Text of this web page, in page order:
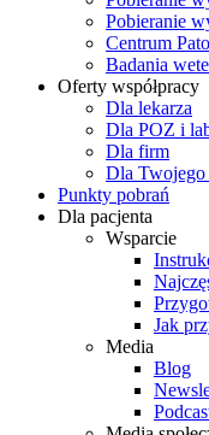
Pobieranie
Centrum
Badania
Oferty współpracy
Dla lekarza
Dla POZ i
Dla firm
Dla Twojego
Punkty pobrań
Dla pacjenta
Wsparcie
Jak
Media
Blog